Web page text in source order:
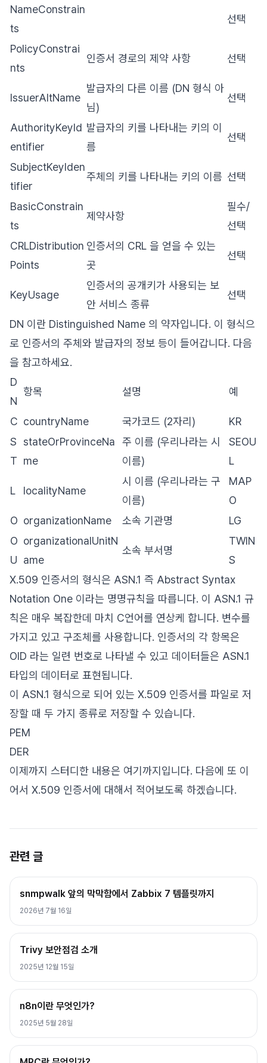
NameConstrain
ts
선택
PolicyConstrai
nts
인증서 경로의 제약 사항 선택
IssuerAltName
발급자의 다른 이름 (DN 형식 아
님)
선택
AuthorityKeyId
entifier
발급자의 키를 나타내는 키의 이
름
선택
SubjectKeyIden
tifier
주체의 키를 나타내는 키의 이름 선택
BasicConstrain
ts
제약사항
필수/
선택
CRLDistribution
Points
인증서의 CRL 을 얻을 수 있는
곳
선택
KeyUsage
인증서의 공개키가 사용되는 보
안 서비스 종류
선택
DN 이란 Distinguished Name 의 약자입니다. 이 형식으
로 인증서의 주체와 발급자의 정보 등이 들어갑니다. 다음
을 참고하세요.
D
N
항목 설명 예
C countryName 국가코드 (2자리)
KR
S
T
stateOrProvinceNa
me
주 이름 (우리나라는 시
이름)
SEOU
L
L localityName
시 이름 (우리나라는 구
이름)
MAP
O
O organizationName 소속 기관명
LG
O
U
organizationalUnitN
ame
소속 부서명
TWIN
S
X.509 인증서의 형식은 ASN.1 즉 Abstract Syntax
Notation One 이라는 명명규칙을 따릅니다. 이 ASN.1 규
칙은 매우 복잡한데 마치 C언어를 연상케 합니다. 변수를
가지고 있고 구조체를 사용합니다. 인증서의 각 항목은
OID 라는 일련 번호로 나타낼 수 있고 데이터들은 ASN.1
타입의 데이터로 표현됩니다.
이 ASN.1 형식으로 되어 있는 X.509 인증서를 파일로 저
장할 때 두 가지 종류로 저장할 수 있습니다.
PEM
DER
이제까지 스터디한 내용은 여기까지입니다. 다음에 또 이
어서 X.509 인증서에 대해서 적어보도록 하겠습니다.
관련 글
snmpwalk 앞의 막막함에서 Zabbix 7 템플릿까지
2026년 7월 16일
Trivy 보안점검 소개
2025년 12월 15일
n8n이란 무엇인가?
2025년 5월 28일